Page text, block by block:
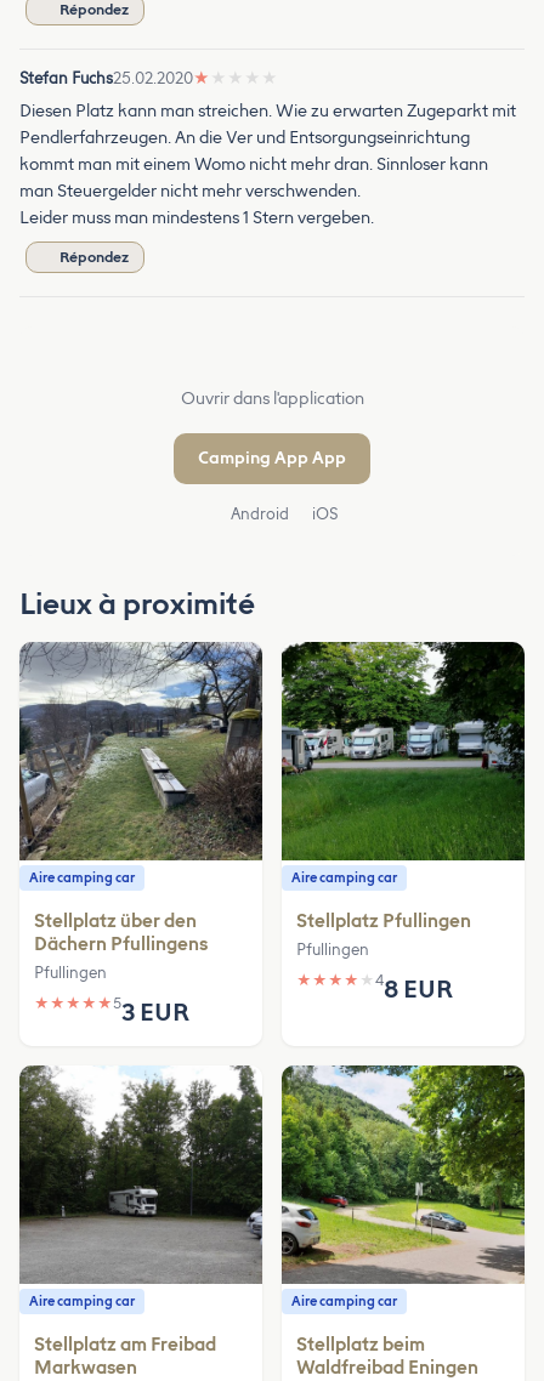
Répondez
Stefan Fuchs25.02.2020★ ★ ★ ★ ★
Diesen Platz kann man streichen. Wie zu erwarten Zugeparkt mit
Pendlerfahrzeugen. An die Ver und Entsorgungseinrichtung
kommt man mit einem Womo nicht mehr dran. Sinnloser kann
man Steuergelder nicht mehr verschwenden.
Leider muss man mindestens 1 Stern vergeben.
Répondez
Ouvrir dans l'application
Camping App App
Android iOS
Lieux à proximité
Aire camping car
Stellplatz über den
Dächern Pfullingens
Pfullingen
★ ★ ★ ★ ★53 EUR
Aire camping car
Stellplatz Pfullingen
Pfullingen
★ ★ ★ ★ ★ 48 EUR
Aire camping car
Stellplatz am Freibad
Markwasen
Aire camping car
Stellplatz beim
Waldfreibad Eningen